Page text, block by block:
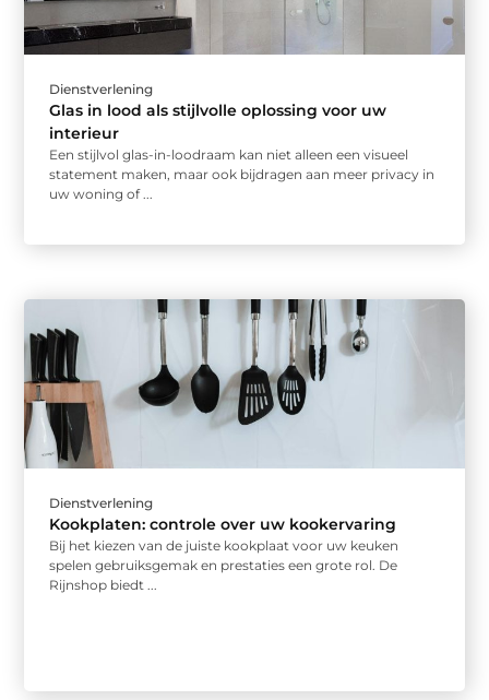
Dienstverlening
Glas in lood als stijlvolle oplossing voor uw
interieur
Een stijlvol glas-in-loodraam kan niet alleen een visueel
statement maken, maar ook bijdragen aan meer privacy in
uw woning of ...
Dienstverlening
Kookplaten: controle over uw kookervaring
Bij het kiezen van de juiste kookplaat voor uw keuken
spelen gebruiksgemak en prestaties een grote rol. De
Rijnshop biedt ...